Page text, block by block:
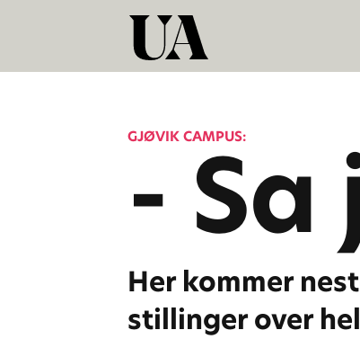
GJØVIK CAMPUS:
-
Her kommer
stillinger over